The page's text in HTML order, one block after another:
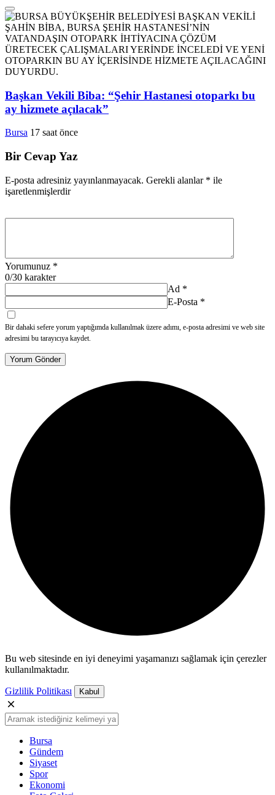
Başkan Vekili Biba: “Şehir Hastanesi otoparkı bu
ay hizmete açılacak”
Bursa 17 saat önce
Bir Cevap Yaz
E-posta adresiniz yayınlanmayacak. Gerekli alanlar * ile
işaretlenmişlerdir
Yorumunuz *
0/30 karakter
Ad *
E-Posta *
Bir dahaki sefere yorum yaptığımda kullanılmak üzere adımı, e-posta adresimi ve web site
adresimi bu tarayıcıya kaydet.
Yorum Gönder
Bu web sitesinde en iyi deneyimi yaşamanızı sağlamak için çerezler
kullanılmaktadır.
Gizlilik Politikası Kabul
Bursa
Gündem
Siyaset
Spor
Ekonomi